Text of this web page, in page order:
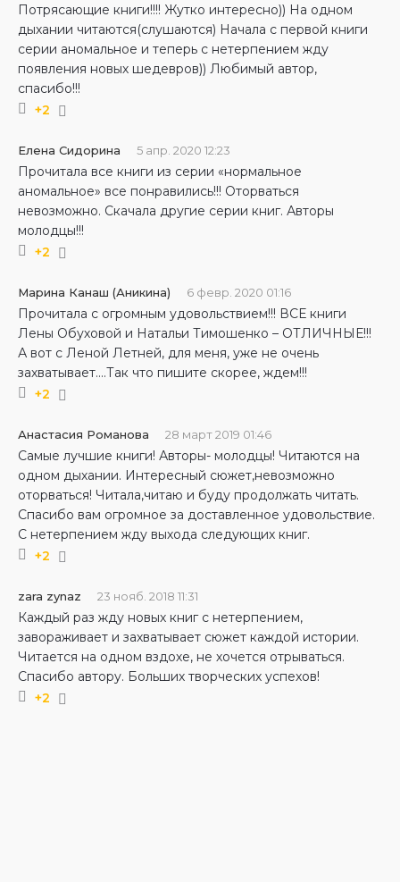
Потрясающие книги!!!! Жутко интересно)) На одном
дыхании читаются(слушаются) Начала с первой книги
серии аномальное и теперь с нетерпением жду
появления новых шедевров)) Любимый автор,
спасибо!!!
+2
Елена Сидорина 5 апр. 2020 12:23
Прочитала все книги из серии «нормальное
аномальное» все понравились!!! Оторваться
невозможно. Скачала другие серии книг. Авторы
молодцы!!!
+2
Марина Канаш (Аникина) 6 февр. 2020 01:16
Прочитала с огромным удовольствием!!! ВСЕ книги
Лены Обуховой и Натальи Тимошенко – ОТЛИЧНЫЕ!!!
А вот с Леной Летней, для меня, уже не очень
захватывает....Так что пишите скорее, ждем!!!
+2
Анастасия Романова 28 март 2019 01:46
Самые лучшие книги! Авторы- молодцы! Читаются на
одном дыхании. Интересный сюжет,невозможно
оторваться! Читала,читаю и буду продолжать читать.
Спасибо вам огромное за доставленное удовольствие.
С нетерпением жду выхода следующих книг.
+2
zara zynaz 23 нояб. 2018 11:31
Каждый раз жду новых книг с нетерпением,
завораживает и захватывает сюжет каждой истории.
Читается на одном вздохе, не хочется отрываться.
Спасибо автору. Больших творческих успехов!
+2